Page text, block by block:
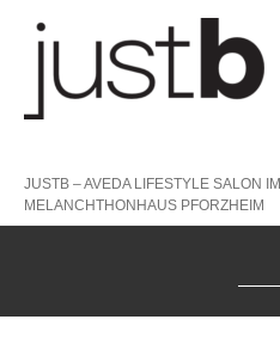
content
JUSTB – AVEDA LIFESTYLE SALON IM
MELANCHTHONHAUS PFORZHEIM